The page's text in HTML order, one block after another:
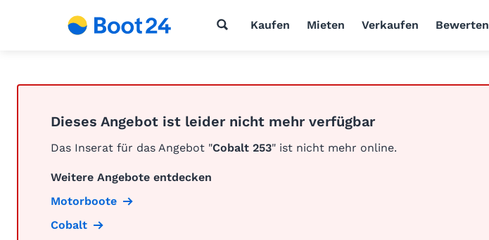
Kaufen Mieten Verkaufen Bewerten
Dieses Angebot ist leider nicht mehr verfügbar
Das Inserat für das Angebot "Cobalt 253" ist nicht mehr online.
Weitere Angebote entdecken
Motorboote
Cobalt